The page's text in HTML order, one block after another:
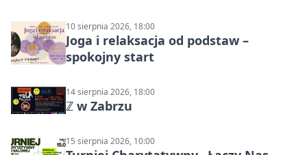
10 sierpnia 2026, 18:00
Joga i relaksacja od podstaw –
spokojny start
14 sierpnia 2026, 18:00
ℤ w Zabrzu
15 sierpnia 2026, 10:00